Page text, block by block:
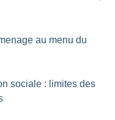
au menu du
sociale : limites des